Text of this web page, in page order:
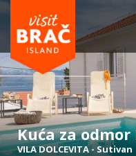
Kuća za
VILA DOLCEVITA - Sutivan